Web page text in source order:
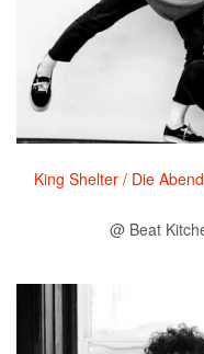
King Shelter / Die
@ Beat